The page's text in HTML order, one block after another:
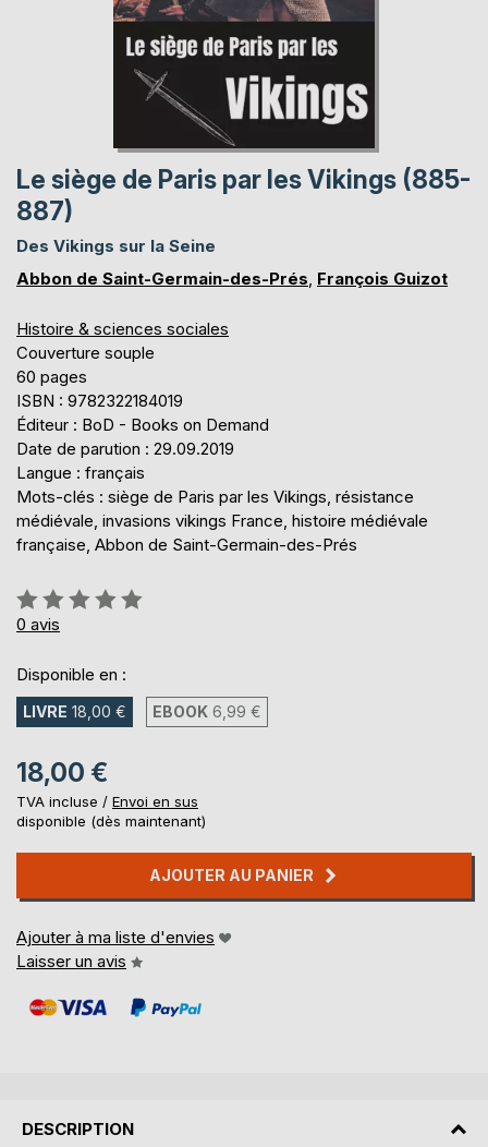
Le siège de Paris par les Vikings (885-
887)
Des Vikings sur la Seine
Abbon de Saint-Germain-des-Prés François Guizot
Histoire & sciences sociales
Couverture souple
60 pages
ISBN : 9782322184019
Éditeur : BoD - Books on Demand
Date de parution : 29.09.2019
Langue : français
Mots-clés : siège de Paris par les Vikings, résistance
médiévale, invasions vikings France, histoire médiévale
française, Abbon de Saint-Germain-des-Prés
Évaluation:
0%
0 avis
Disponible en :
LIVRE 18,00 € EBOOK 6,99 €
18,00 €
TVA incluse / Envoi en sus
disponible (dès maintenant)
AJOUTER AU PANIER
Ajouter à ma liste d'envies
Laisser un avis
DESCRIPTION